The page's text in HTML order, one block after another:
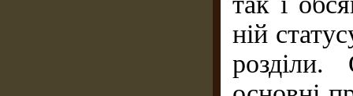
ній